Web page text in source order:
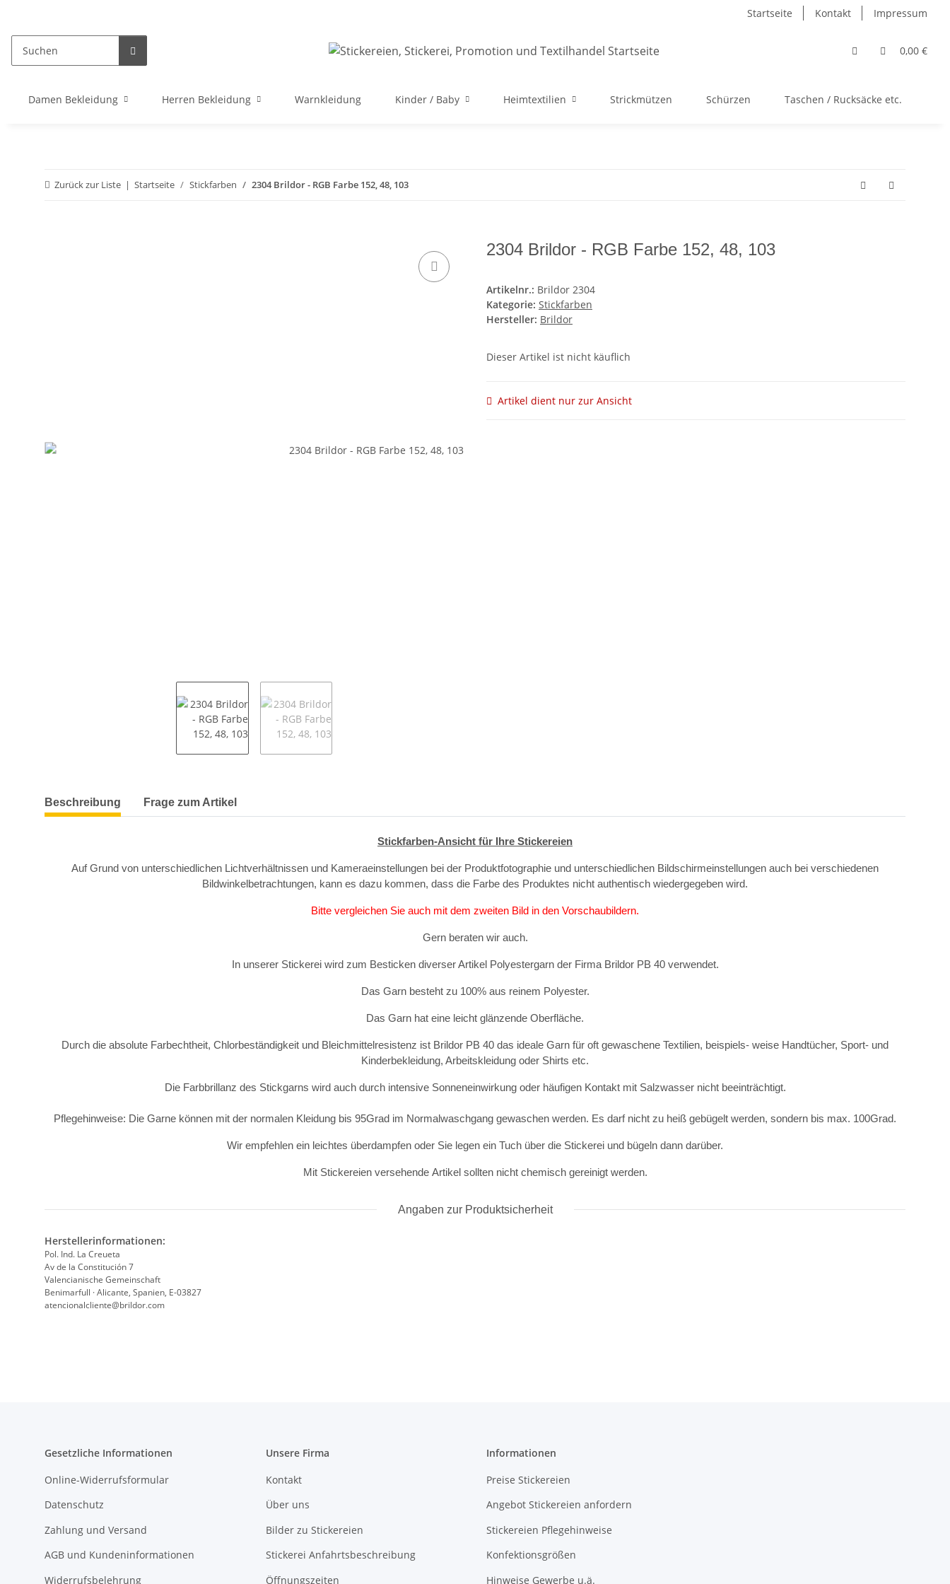
Startseite Kontakt Impressum
0,00 €
Damen Bekleidung Herren Bekleidung Warnkleidung Kinder / Baby Heimtextilien Strickmützen Schürzen Taschen / Rucksäcke etc.
Zurück zur Liste Startseite Stickfarben 2304 Brildor - RGB Farbe 152, 48, 103
2304 Brildor - RGB Farbe 152, 48, 103
Artikelnr.: Brildor 2304
Kategorie: Stickfarben
Hersteller: Brildor
Dieser Artikel ist nicht käuflich
Artikel dient nur zur Ansicht
weitere Registerkarten anzeigen
Beschreibung Frage zum Artikel
Stickfarben-Ansicht für Ihre Stickereien
Auf Grund von unterschiedlichen Lichtverhältnissen und Kameraeinstellungen bei der Produktfotographie und unterschiedlichen Bildschirmeinstellungen auch bei verschiedenen
Bildwinkelbetrachtungen, kann es dazu kommen, dass die Farbe des Produktes nicht authentisch wiedergegeben wird.
Bitte vergleichen Sie auch mit dem zweiten Bild in den Vorschaubildern.
Gern beraten wir auch.
In unserer Stickerei wird zum Besticken diverser Artikel Polyestergarn der Firma Brildor PB 40 verwendet.
Das Garn besteht zu 100% aus reinem Polyester.
Das Garn hat eine leicht glänzende Oberfläche.
Durch die absolute Farbechtheit, Chlorbeständigkeit und Bleichmittelresistenz ist Brildor PB 40 das ideale Garn für oft gewaschene Textilien, beispiels- weise Handtücher, Sport- und
Kinderbekleidung, Arbeitskleidung oder Shirts etc.
Die Farbbrillanz des Stickgarns wird auch durch intensive Sonneneinwirkung oder häufigen Kontakt mit Salzwasser nicht beeinträchtigt.
Pflegehinweise: Die Garne können mit der normalen Kleidung bis 95Grad im Normalwaschgang gewaschen werden. Es darf nicht zu heiß gebügelt werden, sondern bis max. 100Grad.
Wir empfehlen ein leichtes überdampfen oder Sie legen ein Tuch über die Stickerei und bügeln dann darüber.
Mit Stickereien versehende Artikel sollten nicht chemisch gereinigt werden.
Angaben zur Produktsicherheit
Herstellerinformationen:
Pol. Ind. La Creueta
Av de la Constitución 7
Valencianische Gemeinschaft
Benimarfull · Alicante, Spanien, E-03827
atencionalcliente@brildor.com
Gesetzliche Informationen
Online-Widerrufsformular
Datenschutz
Zahlung und Versand
AGB und Kundeninformationen
Widerrufsbelehrung
Unsere Firma
Kontakt
Über uns
Bilder zu Stickereien
Stickerei Anfahrtsbeschreibung
Öffnungszeiten
Informationen
Preise Stickereien
Angebot Stickereien anfordern
Stickereien Pflegehinweise
Konfektionsgrößen
Hinweise Gewerbe u.ä.